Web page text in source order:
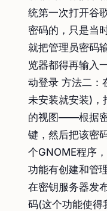
统第一次打开谷
密码的，只是当
就把管理员密码
览器都得再输入
动登录 方法二：
未安装就安装)，
的视图——根据
键，然后把该密
个GNOME程序
功能有创建和管
在密钥服务器发
码(这个功能使得